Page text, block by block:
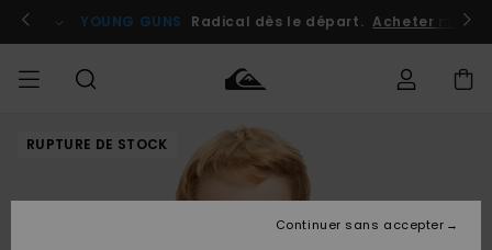
l'information
le
Se connecter / s'inscrire
YOUNG GUNS Radical dès le départ. Acheter
HOMME Vêtements
Vêtements
Shop
Surf
Shop
Homme
Snow
Shop
Homme
Outlet
Homme
Accéder à
commande
RUPTURE DE STOCK
Continuer sans accepter